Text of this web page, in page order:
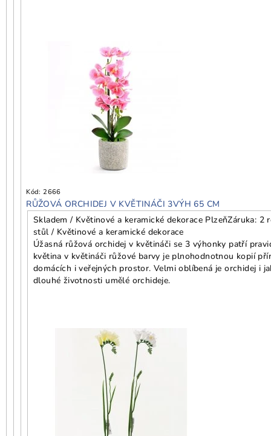
Kód: 2666
RŮŽOVÁ ORCHIDEJ V KVĚTINÁČI 3VÝH 65 CM
Skladem / Květinové a keramické dekorace PlzeňZáruka: 2
stůl / Květinové a keramické dekorace
Úžasná růžová orchidej v květináči se 3 výhonky patří
květina v květináči růžové barvy je plnohodnotnou kopií
domácích i veřejných prostor. Velmi oblíbená je orchidej i
dlouhé životnosti umělé orchideje.